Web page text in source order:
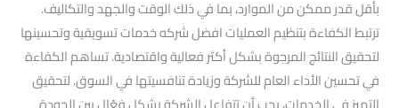
بأقل قدر ممكن من الموارد، بما في ذلك الوقت والجهد والتكاليف.
ترتبط الكفاءة بتنظيم العمليات افضل شركه خدمات تسويقية وتحسينها
لتحقيق النتائج المرجوة بشكل أكثر فعالية واقتصادية. تساهم الكفاءة
في تحسين الأداء العام للشركة وزيادة تنافسيتها في السوق. لتحقيق